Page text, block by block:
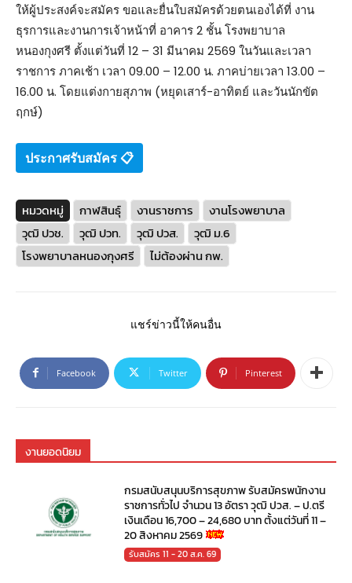
ให้ผู้ประสงค์จะสมัคร ขอและยื่นใบสมัครด้วยตนเองได้ที่ งาน
ธุรการและงานการเจ้าหน้าที่ อาคาร 2 ชั้น โรงพยาบาล
หนองกุงศรี ตั้งแต่วันที่ 12 – 31 มีนาคม 2569 ในวันและเวลา
ราชการ ภาคเช้า เวลา 09.00 – 12.00 น. ภาคบ่ายเวลา 13.00 –
16.00 น. โดยแต่งกายสุภาพ (หยุดเสาร์-อาทิตย์ และวันนักขัต
ฤกษ์)
ประกาศรับสมัคร 📋
หมวดหมู่ กาฬสินธุ์ งานราชการ
งานโรงพยาบาล
วุฒิ ปวช.
วุฒิ ปวท. วุฒิ ปวส.
วุฒิ ม.6
โรงพยาบาลหนองกุงศรี
ไม่ต้องผ่าน กพ.
แชร์ข่าวนี้ให้คนอื่น
Facebook Twitter Pinterest
งานยอดนิยม
กรมสนับสนุนบริการสุขภาพ รับสมัครพนักงาน
ราชการทั่วไป จำนวน 13 อัตรา วุฒิ ปวส. – ป.ตรี
เงินเดือน 16,700 – 24,680 บาท ตั้งแต่วันที่ 11 –
20 สิงหาคม 2569
รับสมัคร 11 - 20 ส.ค. 69